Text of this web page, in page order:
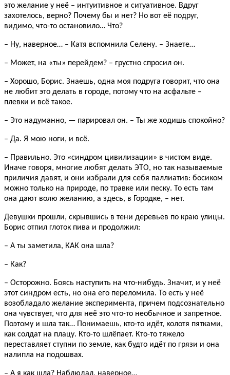
это желание у неё – интуитивное и ситуативное. Вдруг
захотелось, верно? Почему бы и нет? Но вот её подруг,
видимо, что-то остановило… Что?
– Ну, наверное… – Катя вспомнила Селену. – Знаете…
– Может, на «ты» перейдем? – грустно спросил он.
– Хорошо, Борис. Знаешь, одна моя подруга говорит, что она
не любит это делать в городе, потому что на асфальте –
плевки и всё такое.
– Это надуманно, — парировал он. – Ты же ходишь спокойно?
– Да. Я мою ноги, и всё.
– Правильно. Это «синдром цивилизации» в чистом виде.
Иначе говоря, многие любят делать ЭТО, но так называемые
приличия давят, и они избрали для себя паллиатив: босиком
можно только на природе, по травке или песку. То есть там
она дают волю желанию, а здесь, в Городке, – нет.
Девушки прошли, скрывшись в тени деревьев по краю улицы.
Борис отпил глоток пива и продолжил:
– А ты заметила, КАК она шла?
– Как?
– Осторожно. Боясь наступить на что-нибудь. Значит, и у неё
этот синдром есть, но она его переломила. То есть у неё
возобладало желание эксперимента, причем подсознательно
она чувствует, что для неё это что-то необычное и запретное.
Поэтому и шла так… Понимаешь, кто-то идёт, колотя пятками,
как солдат на плацу. Кто-то шлёпает. Кто-то тяжело
переставляет ступни по земле, как будто идёт по грязи и она
налипла на подошвах.